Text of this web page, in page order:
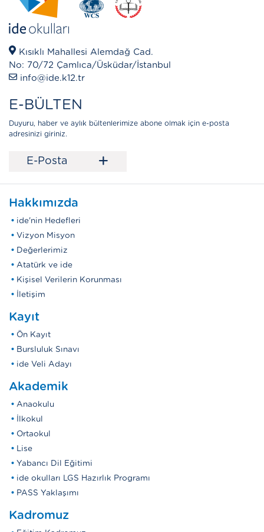
Kısıklı Mahallesi Alemdağ Cad.
No: 70/72 Çamlıca/Üsküdar/İstanbul
info@ide.k12.tr
E-BÜLTEN
Duyuru, haber ve aylık bültenlerimize abone olmak için e-posta
adresinizi giriniz.
E-Posta +
Hakkımızda
ide'nin Hedefleri
Vizyon Misyon
Değerlerimiz
Atatürk ve ide
Kişisel Verilerin Korunması
İletişim
Kayıt
Ön Kayıt
Bursluluk Sınavı
ide Veli Adayı
Akademik
Anaokulu
İlkokul
Ortaokul
Lise
Yabancı Dil Eğitimi
ide okulları LGS Hazırlık Programı
PASS Yaklaşımı
Kadromuz